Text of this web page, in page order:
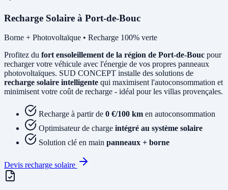
Recharge Solaire à Port-de-Bouc
Borne + Photovoltaïque • Recharge 100% verte
Profitez du fort ensoleillement de la région de Port-de-Bouc pour
recharger votre véhicule avec l'énergie de vos propres panneaux
photovoltaïques. SUD CONCEPT installe des solutions de
recharge solaire intelligente qui maximisent l'autoconsommation et
minimisent votre coût de recharge - idéal pour les villas provençales.
Recharge à partir de 0 €/100 km en autoconsommation
Optimisateur de charge intégré au système solaire
Solution clé en main panneaux + borne
Devis recharge solaire